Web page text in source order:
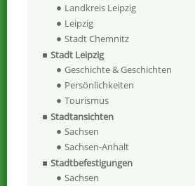
Landkreis Leipzig
Leipzig
Stadt Chemnitz
Stadt Leipzig
Geschichte & Geschichten
Persönlichkeiten
Tourismus
Stadtansichten
Sachsen
Sachsen-Anhalt
Stadtbefestigungen
Sachsen